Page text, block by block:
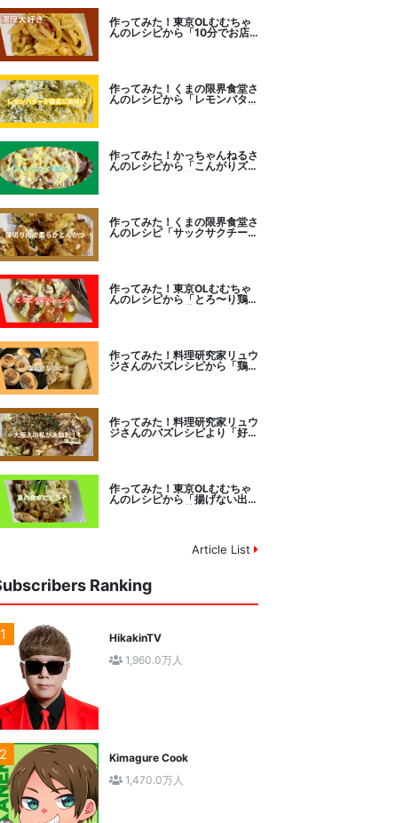
作ってみた！東京OLむむちゃ
んのレシピから「10分でお店
作ってみた！くまの限界食堂さ
んのレシピから「レモンバター
作ってみた！かっちゃんねるさ
んのレシピから「こんがりズッ
作ってみた！くまの限界食堂さ
んのレシピ「サックサクチーズ
作ってみた！東京OLむむちゃ
んのレシピから「とろ〜り鶏む
作ってみた！料理研究家リュウ
ジさんのバズレシピから「鶏の
作ってみた！料理研究家リュウ
ジさんのバズレシピより「好み
作ってみた！東京OLむむちゃ
んのレシピから「揚げない出汁
Article List
Ranking
1
HikakinTV
1,960.0万人
2
Kimagure Cook
1,470.0万人